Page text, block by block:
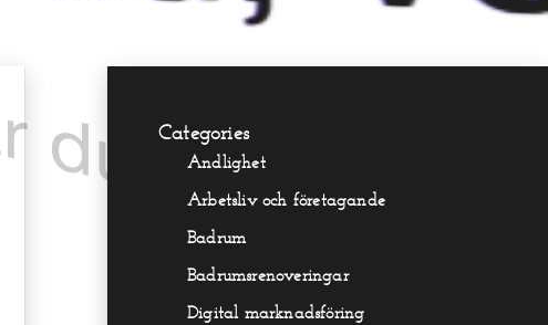
Categories
Andlighet
Arbetsliv och företagande
Badrum
Badrumsrenoveringar
Digital marknadsföring